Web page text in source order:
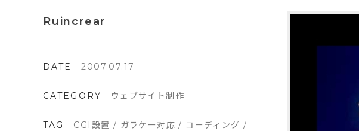
Ruincrear
DATE 2007.07.17
CATEGORY ウェブサイト制作
TAG CGI設置 / ガラケー対応 / コーディング /